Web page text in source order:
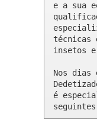
e a sua
técnicas
insetos
Nos dias
é